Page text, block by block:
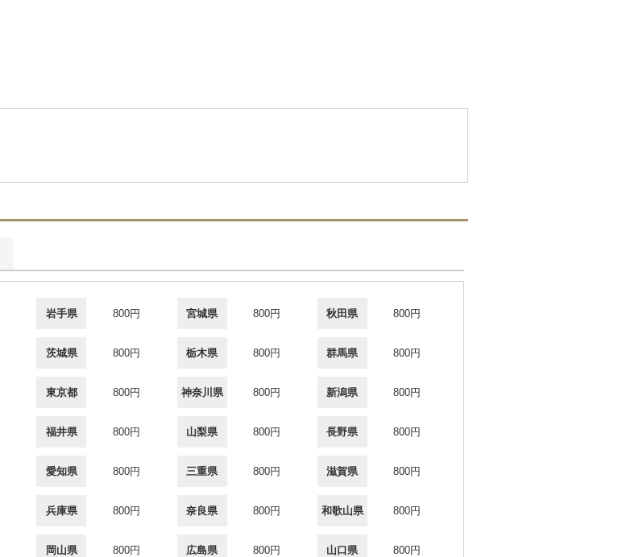
岩手県 800円 宮城県 800円 秋田県 800円
茨城県 800円 栃木県 800円 群馬県 800円
東京都 800円 神奈川県 800円 新潟県 800円
福井県 800円 山梨県 800円 長野県 800円
愛知県 800円 三重県 800円 滋賀県 800円
兵庫県 800円 奈良県 800円 和歌山県 800円
岡山県 800円 広島県 800円 山口県 800円